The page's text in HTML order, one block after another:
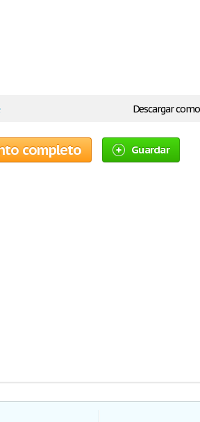
Descargar como
completo Guardar